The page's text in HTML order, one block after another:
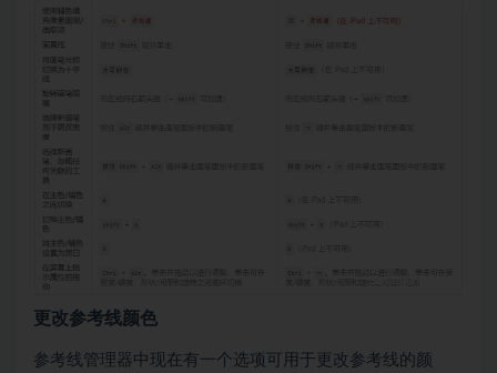
更改参考线颜色
参考线管理器中现在有一个选项可用于更改参考线的颜